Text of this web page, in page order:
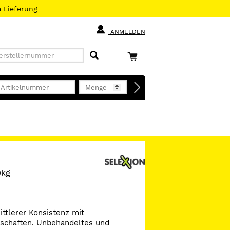
Lieferung
ANMELDEN
Konsistenz mit
Unbehandeltes und